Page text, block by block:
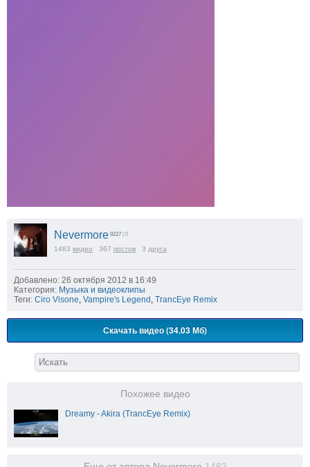
Nevermore 9227 | 0
1483 видео 367 постов 3 друга
Добавлено: 26 октября 2012 в 16:49
Категория: Музыка и видеоклипы
Теги: Ciro Visone Vampire's Legend TrancEye Remix
Скачать видео (34.03 Мб)
Похожее видео
Dreamy - Akira (TrancEye Remix)